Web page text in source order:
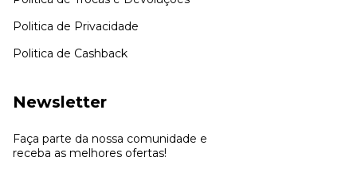
Politica de Privacidade
Politica de Cashback
Newsletter
Faça parte da nossa comunidade e
receba as melhores ofertas!